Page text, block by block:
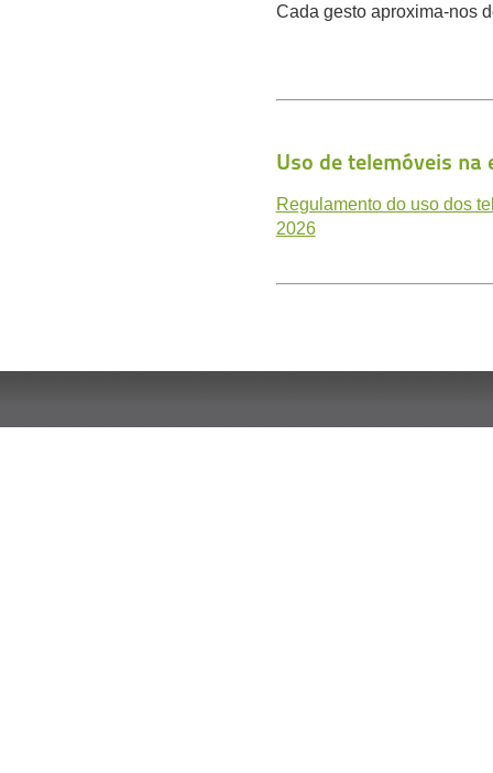
Cada gesto aproxima-nos
Uso de telemóveis na
Regulamento do uso dos
2026